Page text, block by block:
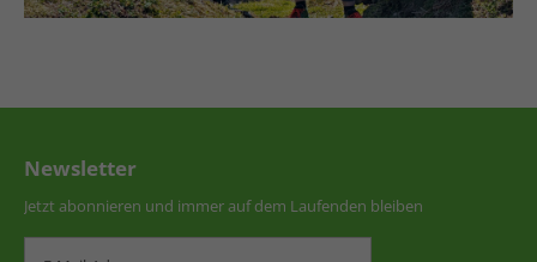
Newsletter
Jetzt abonnieren und immer auf dem Laufenden bleiben